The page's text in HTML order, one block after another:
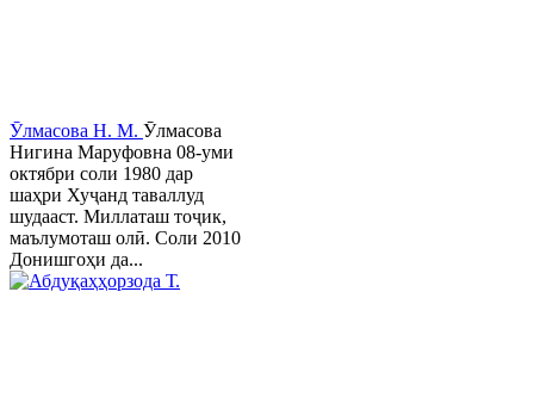
Ӯлмасова Н. М. Ӯлмасова
Нигина Маруфовна 08-уми
октябри соли 1980 дар
шаҳри Хуҷанд таваллуд
шудааст. Миллаташ тоҷик,
маълумоташ олӣ. Соли 2010
Донишгоҳи да...